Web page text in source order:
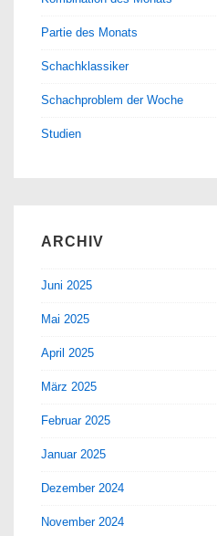
Partie des Monats
Schachklassiker
Schachproblem der Woche
Studien
ARCHIV
Juni 2025
Mai 2025
April 2025
März 2025
Februar 2025
Januar 2025
Dezember 2024
November 2024